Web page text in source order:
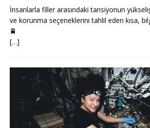
İnsanlarla filler arasındaki tansiyonun
ve korunma seçeneklerini tahlil eden kısa,
🚆
[…]